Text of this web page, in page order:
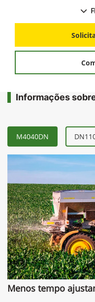
Informações
M4040DN
Menos tempo